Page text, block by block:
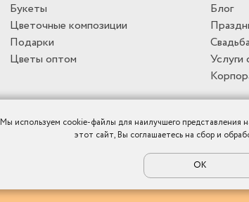
Букеты
Цветочные композиции
Подарки
Цветы оптом
Блог
Свадьба
Услуги
Мы используем cookie-файлы для наилучшего представления
этот сайт, Вы соглашаетесь на сбор и
ОК